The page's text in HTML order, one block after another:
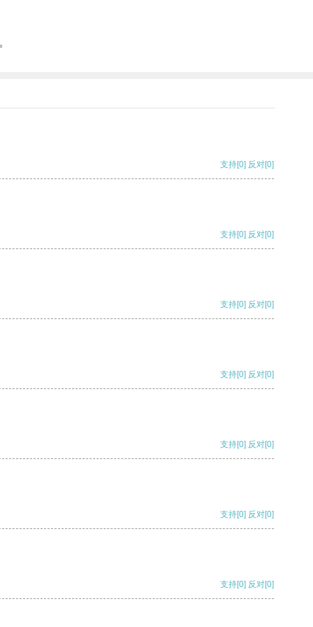
支持[0] 反对[0]
支持[0] 反对[0]
支持[0] 反对[0]
支持[0] 反对[0]
支持[0] 反对[0]
支持[0] 反对[0]
支持[0] 反对[0]